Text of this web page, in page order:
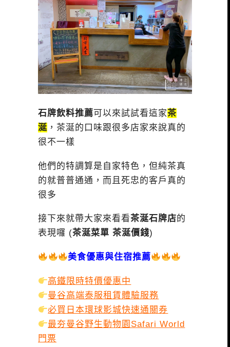
石牌飲料推薦可以來試試看這家茶
涎 ，茶涎的口味跟很多店家來說真的
很不一樣
他們的特調算是自家特色，但純茶真
的就普普通通，而且死忠的客戶真的
很多
接下來就帶大家來看看茶涎石牌店的
表現囉 (茶涎菜單 茶涎價錢)
美食優惠與住宿推薦
高鐵限時特價優惠中
曼谷高端泰服租賃體驗服務
必買日本環球影城快速通關券
最夯曼谷野生動物園Safari World
門票